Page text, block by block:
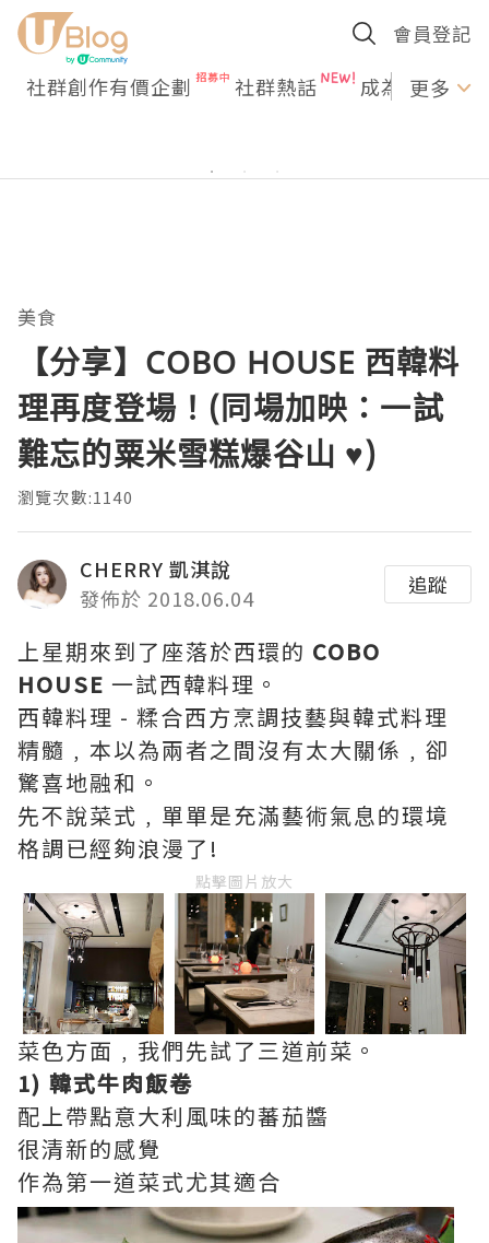
會員登記
社群創作有價企劃 社群熱話 成為U更多
美食
【分享】COBO HOUSE 西韓料
理再度登場！(同場加映：一試
難忘的粟米雪糕爆谷山 ♥️)
瀏覽次數:1140
CHERRY 凱淇說
發佈於 2018.06.04
追蹤
上星期來到了座落於西環的 COBO
HOUSE 一試西韓料理。
西韓料理 - 糅合西方烹調技藝與韓式料理
精髓﹐本以為兩者之間沒有太大關係﹐卻
驚喜地融和。
先不說菜式﹐單單是充滿藝術氣息的環境
格調已經夠浪漫了!
點擊圖片放大
菜色方面﹐我們先試了三道前菜。
1) 韓式牛肉飯卷
配上帶點意大利風味的蕃茄醬
很清新的感覺
作為第一道菜式尤其適合